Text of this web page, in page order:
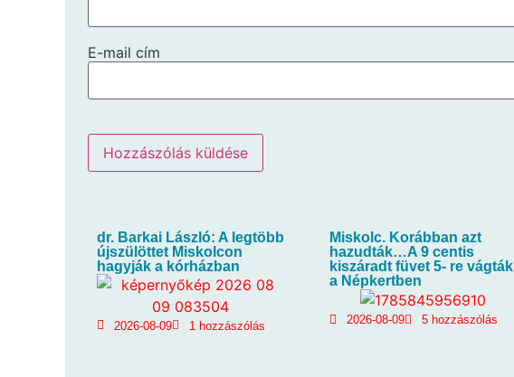
E-mail cím
dr. Barkai László: A legtöbb
újszülöttet Miskolcon
hagyják a kórházban
2026-08-09 1 hozzászólás
Miskolc. Korábban azt
hazudták…A 9 centis
kiszáradt füvet 5- re vágták
a Népkertben
2026-08-09 5 hozzászólás